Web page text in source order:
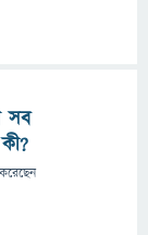
সব
করেছেন